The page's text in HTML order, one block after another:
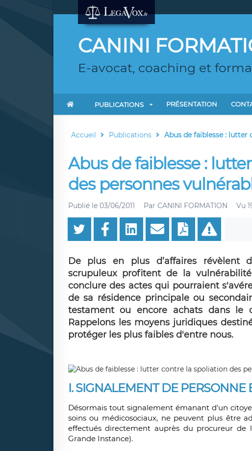
CANINI
E-avocat, coaching et
PUBLICATIONS PRÉSENTATION
Accueil Publications Abus de faiblesse : lutter
Abus de faiblesse :
des personnes
Publié le 03/06/2011 Par CANINI FORMATION Vu
De plus en plus d’affaires révèlent
scrupuleux profitent de la
conclure des actes qui pourraient
de sa résidence principale ou
testament ou encore achats dans le
Rappelons les moyens juridiques
protéger les plus faibles d'entre nous.
I. SIGNALEMENT DE PERSONNE
Désormais tout signalement émanant d'un
soins ou médicosociaux, ne peuvent plus être
effectués directement auprès du procureur de
Grande Instance).